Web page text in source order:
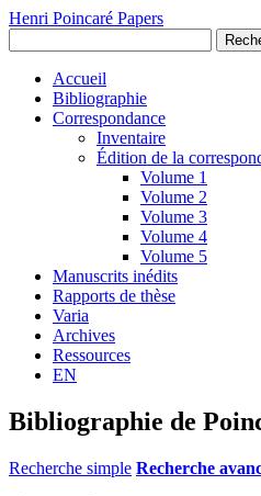
Henri Poincaré Papers
Accueil
Bibliographie
Correspondance
Inventaire
Édition de la
Volume 1
Volume 2
Volume 3
Volume 4
Volume 5
Manuscrits inédits
Rapports de thèse
Varia
Archives
Ressources
EN
Bibliographie de
Recherche simple Recherche